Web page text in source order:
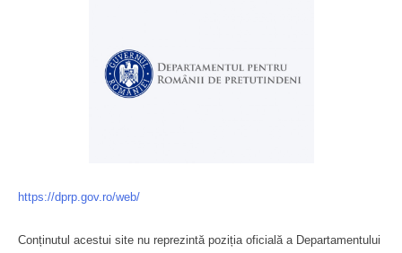
https://dprp.gov.ro/web/
Conținutul acestui site nu reprezintă poziția oficială a Departamentului